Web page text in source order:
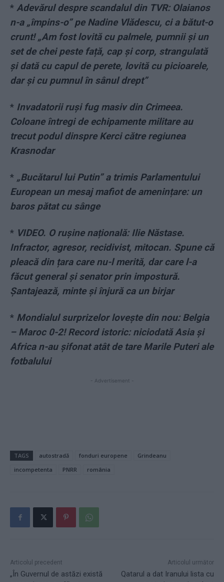
* Adevărul despre scandalul din TVR: Olaianos
n-a „împins-o” pe Nadine Vlădescu, ci a bătut-o
crunt! „Am fost lovită cu palmele, pumnii și un
set de chei peste față, cap și corp, strangulată
și dată cu capul de perete, lovită cu picioarele,
dar și cu pumnul în sânul drept”
* Invadatorii ruși fug masiv din Crimeea.
Coloane întregi de echipamente militare au
trecut podul dinspre Kerci către regiunea
Krasnodar
* „Bucătarul lui Putin” a trimis Parlamentului
European un mesaj mafiot de amenințare: un
baros pătat cu sânge
* VIDEO. O rușine națională: Ilie Năstase.
Infractor, agresor, recidivist, mitocan. Spune că
pleacă din țara care nu-l merită, dar care l-a
făcut general și senator prin impostură.
Șantajează, minte și înjură ca un birjar
* Mondialul surprizelor lovește din nou: Belgia
– Maroc 0-2! Record istoric: niciodată Asia și
Africa n-au șifonat atât de tare Marile Puteri ale
fotbalului
- Advertisement -
TAGS autostradă fonduri europene
Grindeanu
incompetenta
PNRR românia
Articolul precedent
„În Guvernul de astăzi există
Articolul următor
Qatarul a dat Iranului lista cu